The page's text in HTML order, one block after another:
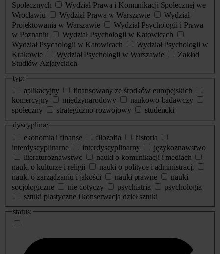
Społecznych
Wydział Prawa i Komunikacji Społecznej we
Wrocławiu
Wydział Prawa w Warszawie
Wydział
Projektowania w Warszawie
Wydział Psychologii i Prawa
w Poznaniu
Wydział Psychologii w Katowicach
Wydział Psychologii w Katowicach
Wydział Psychologii w
Krakowie
Wydział Psychologii w Warszawie
Zakład
Studiów Azjatyckich
typ:
aplikacyjny
finansowany ze środków europejskich
komercyjny
międzynarodowy
naukowo-badawczy
społeczny
strategiczno-rozwojowy
studencki
dyscyplina:
ekonomia i finanse
filozofia
historia
interdyscyplinarne
interdyscyplinarny
językoznawstwo
literaturoznawstwo
nauki o komunikacji i mediach
nauki o kulturze i religii
nauki o polityce i administracji
nauki o zarządzaniu i jakości
nauki prawne
nauki
socjologiczne
nie dotyczy psychiatria
psychologia
sztuki plastyczne i konserwacja dzieł sztuki
status: